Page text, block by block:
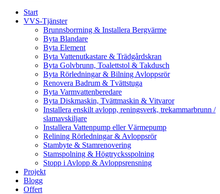
Start
VVS-Tjänster
Brunnsborrning & Installera Bergvärme
Byta Blandare
Byta Element
Byta Vattenutkastare & Trädgårdskran
Byta Golvbrunn, Toalettstol & Takdusch
Byta Rörledningar & Bilning Avloppsrör
Renovera Badrum & Tvättstuga
Byta Varmvattenberedare
Byta Diskmaskin, Tvättmaskin & Vitvaror
Installera enskilt avlopp, reningsverk, trekammarbrunn /
slamavskiljare
Installera Vattenpump eller Värmepump
Relining Rörledningar & Avloppsrör
Stambyte & Stamrenovering
Stamspolning & Högtrycksspolning
Stopp i Avlopp & Avloppsrensning
Projekt
Blogg
Offert